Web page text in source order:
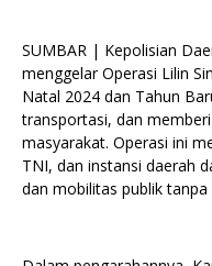
SUMBAR | Kepolisian
menggelar Operasi Lilin
Natal 2024 dan Tahun
transportasi, dan
masyarakat. Operasi ini
TNI, dan instansi daerah
dan mobilitas publik tanpa